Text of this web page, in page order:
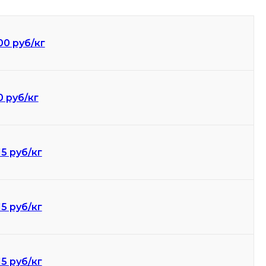
руб/кг
руб/кг
руб/кг
руб/кг
руб/кг